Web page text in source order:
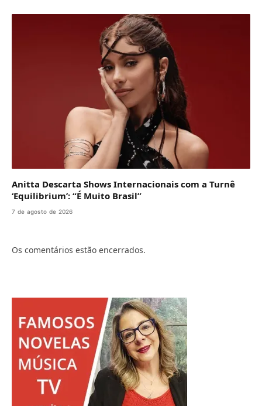
Anitta Descarta Shows Internacionais com a Turnê
‘Equilibrium’: “É Muito Brasil”
7 de agosto de 2026
Os comentários estão encerrados.